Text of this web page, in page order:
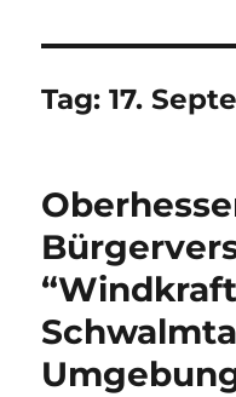
Tag:17.